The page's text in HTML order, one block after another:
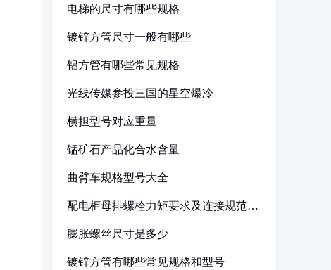
电梯的尺寸有哪些规格
镀锌方管尺寸一般有哪些
铝方管有哪些常见规格
光线传媒参投三国的星空爆冷
横担型号对应重量
锰矿石产品化合水含量
曲臂车规格型号大全
配电柜母排螺栓力矩要求及连接规范详
膨胀螺丝尺寸是多少
镀锌方管有哪些常见规格和型号